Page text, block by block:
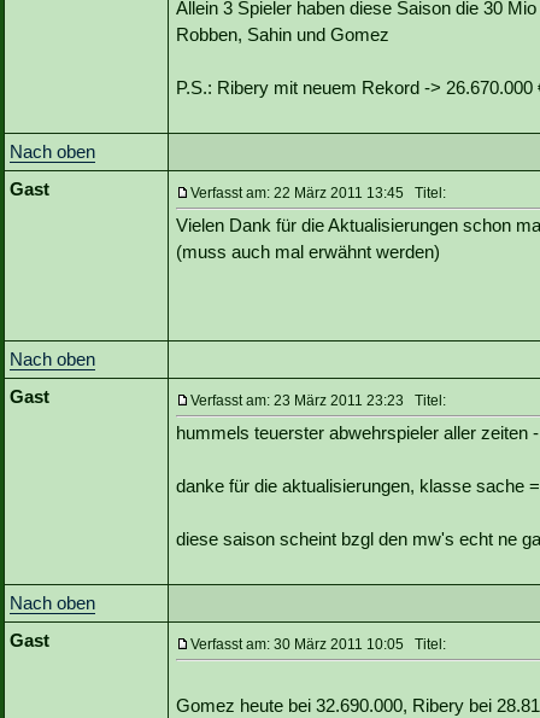
Allein 3 Spieler haben diese Saison die 30
Robben, Sahin und Gomez
P.S.: Ribery mit neuem Rekord -> 26.670.000
Nach oben
Gast
Verfasst am: 22 März 2011 13:45 Titel:
Vielen Dank für die Aktualisierungen schon
(muss auch mal erwähnt werden)
Nach oben
Gast
Verfasst am: 23 März 2011 23:23 Titel:
hummels teuerster abwehrspieler aller
danke für die aktualisierungen, klasse sache
diese saison scheint bzgl den mw's echt ne
Nach oben
Gast
Verfasst am: 30 März 2011 10:05 Titel:
Gomez heute bei 32.690.000, Ribery bei